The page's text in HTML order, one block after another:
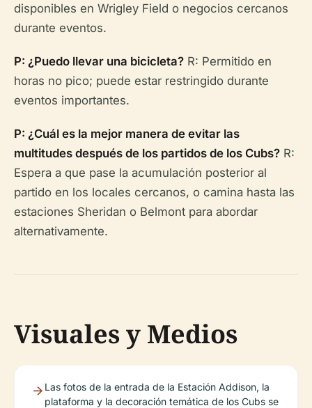
disponibles en Wrigley Field o negocios cercanos
durante eventos.
P: ¿Puedo llevar una bicicleta? R: Permitido en
horas no pico; puede estar restringido durante
eventos importantes.
P: ¿Cuál es la mejor manera de evitar las
multitudes después de los partidos de los Cubs? R:
Espera a que pase la acumulación posterior al
partido en los locales cercanos, o camina hasta las
estaciones Sheridan o Belmont para abordar
alternativamente.
Visuales y Medios
Las fotos de la entrada de la Estación Addison, la
plataforma y la decoración temática de los Cubs se